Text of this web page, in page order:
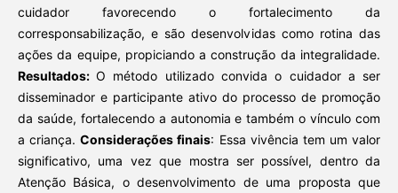
cuidador favorecendo o fortalecimento da
corresponsabilização, e são desenvolvidas como rotina das
ações da equipe, propiciando a construção da integralidade.
Resultados:O método utilizado convida o cuidador a ser
disseminador e participante ativo do processo de promoção
da saúde, fortalecendo a autonomia e também o vínculo com
a criança.Considerações finais: Essa vivência tem um valor
significativo, uma vez que mostra ser possível, dentro da
Atenção Básica, o desenvolvimento de uma proposta que